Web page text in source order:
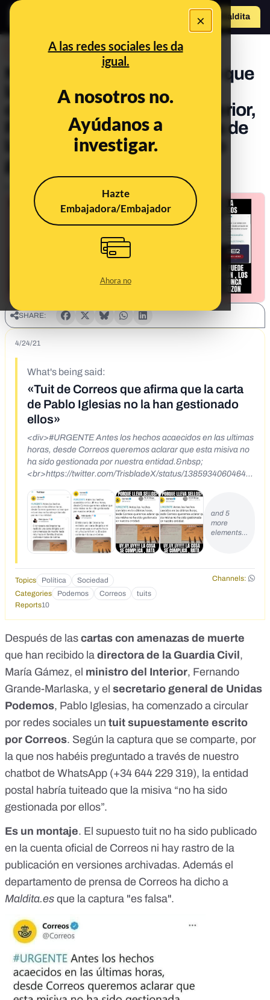
×
A las redes sociales les da
igual.
A nosotros no.
Ayúdanos a
investigar.
Hazte
Embajadora/Embajador
Ahora no
Hazte Maldito
No, Correos no ha tuiteado que
las cartas con amenazas
dirigidas al ministro del Interior,
Pablo Iglesias y la directora de
la Guardia Civil ‘no han sido
gestionadas por ellos’
Publicado el
SHARE:
4/24/21
What's being said:
«Tuit de Correos que afirma que la carta
de Pablo Iglesias no la han gestionado
ellos»
<div>#URGENTE Antes los hechos acaecidos en las ultimas
horas, desde Correos queremos aclarar que esta misiva no
ha sido gestionada por nuestra entidad.&nbsp;
<br>https://twitter.com/TrisbladeX/status/13859340604642
9420928</div>
and 5
more
elements…
Topics Política Sociedad
Channels:
Categories
Podemos Correos
tuits
Reports10
Después de las cartas con amenazas de muerte
que han recibido la directora de la Guardia Civil ,
María Gámez, el ministro del Interior, Fernando
Grande-Marlaska, y el secretario general de Unidas
Podemos, Pablo Iglesias, ha comenzado a circular
por redes sociales un tuit supuestamente escrito
por Correos. Según la captura que se comparte, por
la que nos habéis preguntado a través de nuestro
chatbot de WhatsApp (+34 644 229 319), la entidad
postal habría tuiteado que la misiva “no ha sido
gestionada por ellos”.
Es un montaje. El supuesto tuit no ha sido publicado
en la cuenta oficial de Correos ni hay rastro de la
publicación en versiones archivadas. Además el
departamento de prensa de Correos ha dicho a
Maldita.es que la captura "es falsa".